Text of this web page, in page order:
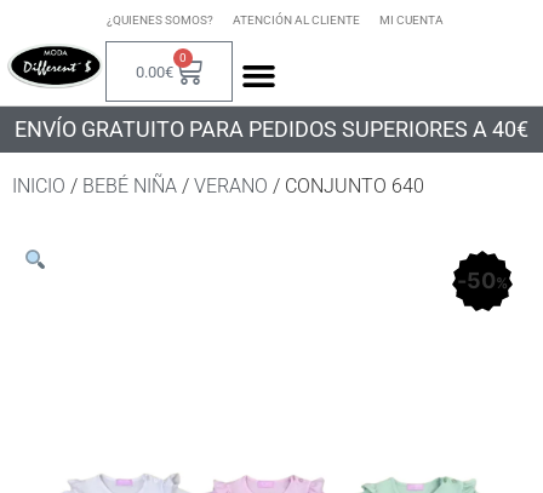
¿QUIENES SOMOS? ATENCIÓN AL CLIENTE MI CUENTA
0.00€
0
ENVÍO GRATUITO PARA PEDIDOS SUPERIORES A 40€
INICIO / BEBÉ NIÑA / VERANO / CONJUNTO 640
50%